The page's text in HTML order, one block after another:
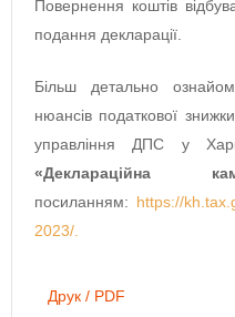
Повернення коштів
подання декларації.
Більш детально
нюансів податкової
управління ДПС у
посиланням: https://
2023/.
Друк / PDF